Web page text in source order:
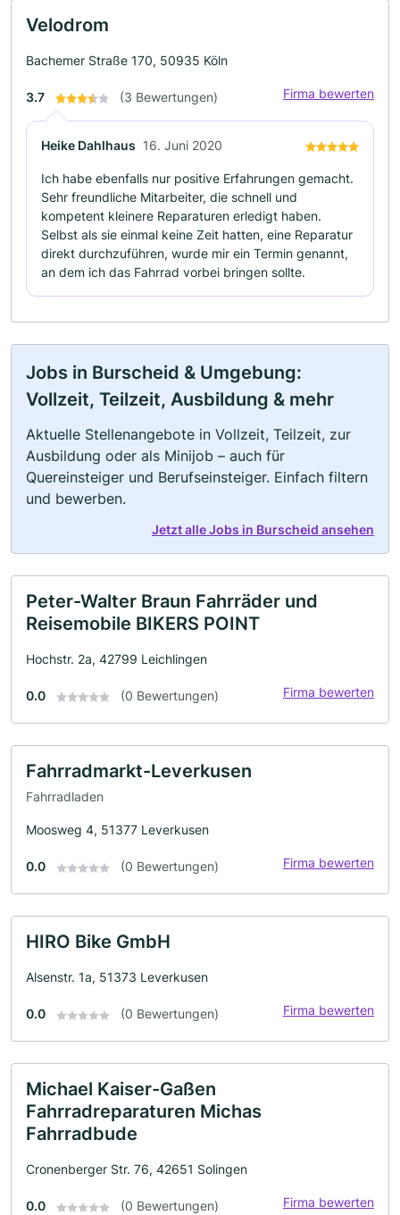
Velodrom
Bachemer Straße 170, 50935 Köln
3.7 (3 Bewertungen) Firma bewerten
Heike Dahlhaus 16. Juni 2020
Ich habe ebenfalls nur positive Erfahrungen gemacht.
Sehr freundliche Mitarbeiter, die schnell und
kompetent kleinere Reparaturen erledigt haben.
Selbst als sie einmal keine Zeit hatten, eine Reparatur
direkt durchzuführen, wurde mir ein Termin genannt,
an dem ich das Fahrrad vorbei bringen sollte.
Jobs in Burscheid & Umgebung:
Vollzeit, Teilzeit, Ausbildung & mehr
Aktuelle Stellenangebote in Vollzeit, Teilzeit, zur
Ausbildung oder als Minijob – auch für
Quereinsteiger und Berufseinsteiger. Einfach filtern
und bewerben.
Jetzt alle Jobs in Burscheid ansehen
Peter-Walter Braun Fahrräder und
Reisemobile BIKERS POINT
Hochstr. 2a, 42799 Leichlingen
0.0 (0 Bewertungen) Firma bewerten
Fahrradmarkt-Leverkusen
Fahrradladen
Moosweg 4, 51377 Leverkusen
0.0 (0 Bewertungen) Firma bewerten
HIRO Bike GmbH
Alsenstr. 1a, 51373 Leverkusen
0.0 (0 Bewertungen) Firma bewerten
Michael Kaiser-Gaßen
Fahrradreparaturen Michas
Fahrradbude
Cronenberger Str. 76, 42651 Solingen
0.0 (0 Bewertungen) Firma bewerten